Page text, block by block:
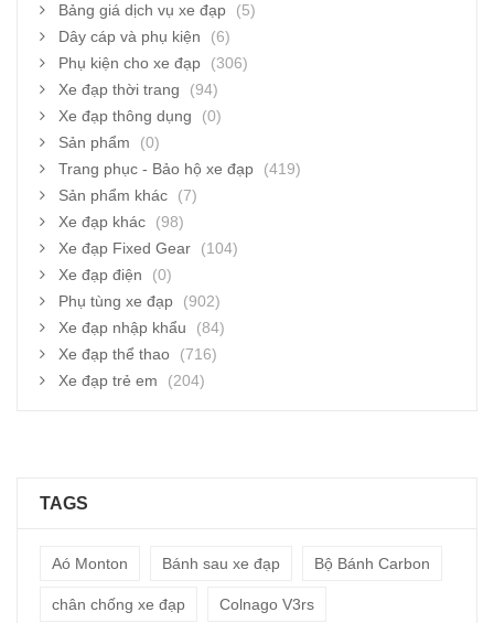
Bảng giá dịch vụ xe đạp
(5)
Dây cáp và phụ kiện
(6)
Phụ kiện cho xe đạp
(306)
Xe đạp thời trang
(94)
Xe đạp thông dụng
(0)
Sản phẩm
(0)
Trang phục - Bảo hộ xe đạp
(419)
Sản phẩm khác
(7)
Xe đạp khác
(98)
Xe đạp Fixed Gear
(104)
Xe đạp điện
(0)
Phụ tùng xe đạp
(902)
Xe đạp nhập khẩu
(84)
Xe đạp thể thao
(716)
Xe đạp trẻ em
(204)
TAGS
Aó Monton Bánh sau xe đạp Bộ Bánh Carbon
chân chống xe đạp Colnago V3rs